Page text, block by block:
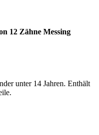
12 Zähne Messing
unter 14 Jahren. Enthält